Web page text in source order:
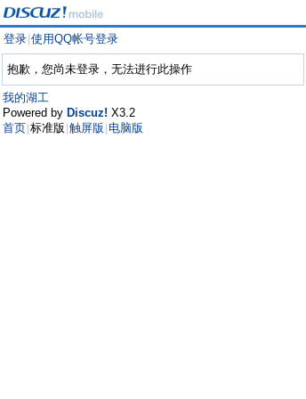
登录 使用QQ帐号登录
抱歉，您尚未登录，无法进行此操作
我的湖工
Powered by Discuz! X3.2
首页 标准版 触屏版 电脑版